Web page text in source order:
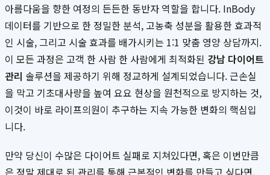
아름다움을 향한 여정의 든든한 동반자 역할을 합니다. InBody
데이터를 기반으로 한 정밀한 분석, 고농축 성분을 활용한 효과적
인 시술, 그리고 시술 효과를 배가시키는 1:1 맞춤 영양 상담까지.
이 모든 과정은 고객 한 사람 한 사람에게 최적화된 강남 다이어트
관리 솔루션을 제공하기 위해 정교하게 설계되었습니다. 근손실
을 막고 기초대사량을 높여 요요 현상을 원천적으로 방지하는 것,
이것이 바로 라이프의원이 추구하는 지속 가능한 변화의 핵심입
니다.
만약 당신이 수많은 다이어트 실패로 지쳐있다면, 혹은 이번만큼
은 정말 제대로 된 관리를 통해 근본적인 변화를 만들고 싶다면,